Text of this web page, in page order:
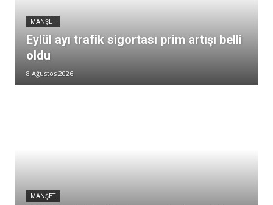
MANŞET
Eylül ayı trafik sigortası prim artışı belli
oldu
8 Ağustos 2026
MANŞET